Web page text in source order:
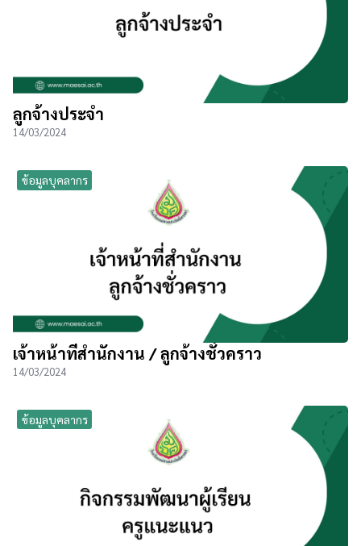
ลูกจ้างประจำ
14/03/2024
ข้อมูลบุคลากร
เจ้าหน้าที่สำนักงาน / ลูกจ้างชั่วคราว
14/03/2024
ข้อมูลบุคลากร